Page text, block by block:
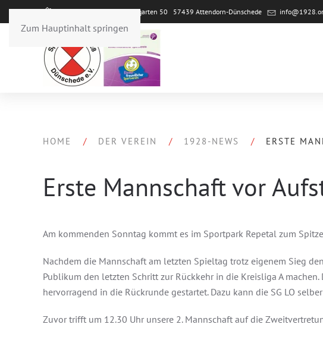
Zum Hauptinhalt springen
Sportpark Repetal Im Weingarten 50 57439 Attendorn-Dünschede
HOME DER VEREIN 1928-NEWS ERSTE
Erste Mannschaft vor
Am kommenden Sonntag kommt es im Sportpark Repetal zum
Nachdem die Mannschaft am letzten Spieltag trotz eigenem Sieg
Publikum den letzten Schritt zur Rückkehr in die Kreisliga A
hervorragend in die Rückrunde gestartet. Dazu kann die SG LO
Zuvor trifft um 12.30 Uhr unsere 2. Mannschaft auf die